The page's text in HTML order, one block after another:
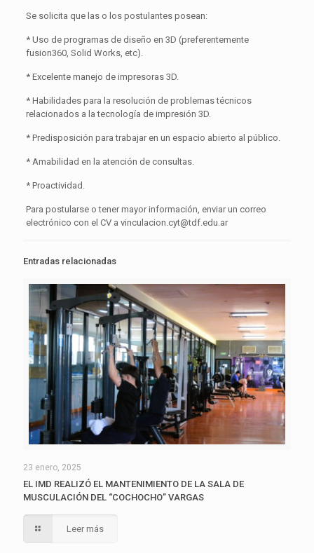
Se solicita que las o los postulantes posean:
* Uso de programas de diseño en 3D (preferentemente
fusion360, Solid Works, etc).
* Excelente manejo de impresoras 3D.
* Habilidades para la resolución de problemas técnicos
relacionados a la tecnología de impresión 3D.
* Predisposición para trabajar en un espacio abierto al público.
* Amabilidad en la atención de consultas.
* Proactividad.
Para postularse o tener mayor información, enviar un correo
electrónico con el CV a vinculacion.cyt@tdf.edu.ar
Entradas relacionadas
23 enero, 2025
EL IMD REALIZÓ EL MANTENIMIENTO DE LA SALA DE
MUSCULACIÓN DEL “COCHOCHO” VARGAS
Leer más